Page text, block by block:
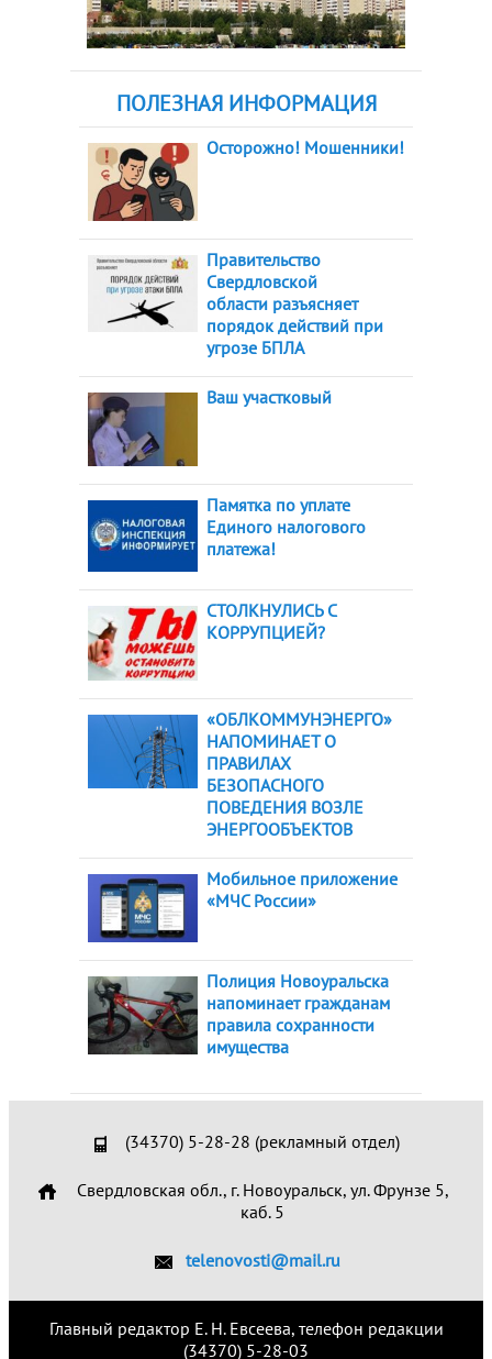
ПОЛЕЗНАЯ ИНФОРМАЦИЯ
Осторожно! Мошенники!
Правительство
Свердловской
области разъясняет
порядок действий при
угрозе БПЛА
Ваш участковый
Памятка по уплате
Единого налогового
платежа!
СТОЛКНУЛИСЬ С
КОРРУПЦИЕЙ?
«ОБЛКОММУНЭНЕРГО»
НАПОМИНАЕТ О
ПРАВИЛАХ
БЕЗОПАСНОГО
ПОВЕДЕНИЯ ВОЗЛЕ
ЭНЕРГООБЪЕКТОВ
Мобильное приложение
«МЧС России»
Полиция Новоуральска
напоминает гражданам
правила сохранности
имущества
(34370) 5-28-28 (рекламный отдел)
Свердловская обл., г. Новоуральск, ул. Фрунзе 5,
каб. 5
telenovosti@mail.ru
Главный редактор Е. Н. Евсеева, телефон редакции
(34370) 5-28-03